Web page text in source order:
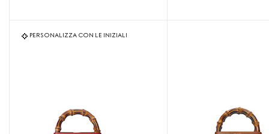
PERSONALIZZA CON LE INIZIALI